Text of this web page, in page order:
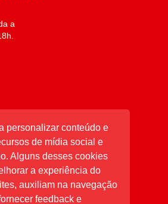
a
personalizar conteúdo e
de mídia social e
Alguns desses cookies
a experiência do
auxiliam na navegação
feedback e